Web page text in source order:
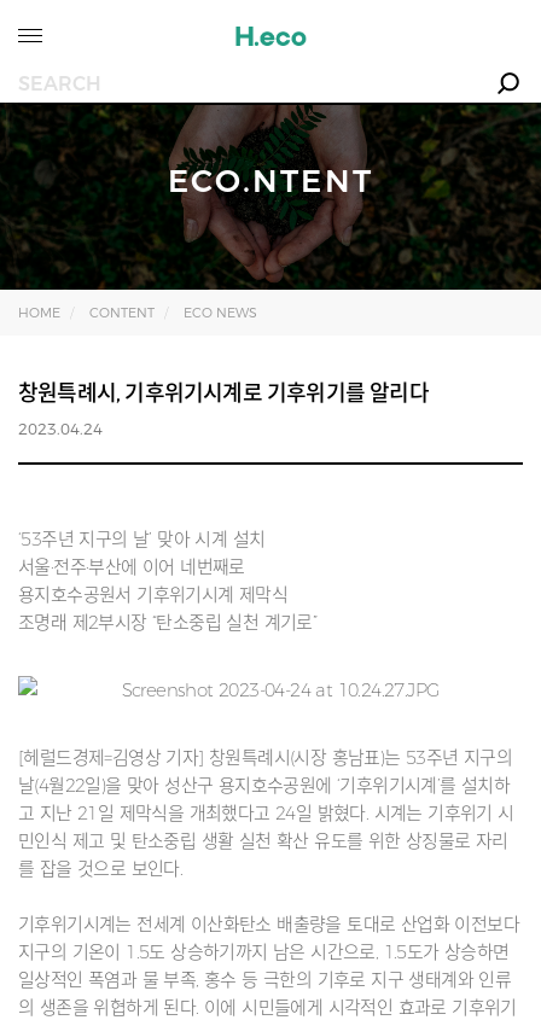
ECO.NTENT
HOME CONTENT ECO NEWS
창원특례시, 기후위기시계로 기후위기를 알리다
2023.04.24
‘53주년 지구의 날’ 맞아 시계 설치
서울·전주·부산에 이어 네번째로
용지호수공원서 기후위기시계 제막식
조명래 제2부시장 “탄소중립 실천 계기로”
[헤럴드경제=김영상 기자] 창원특례시(시장 홍남표)는 53주년 지구의
날(4월22일)을 맞아 성산구 용지호수공원에 ‘기후위기시계’를 설치하
고 지난 21일 제막식을 개최했다고 24일 밝혔다. 시계는 기후위기 시
민인식 제고 및 탄소중립 생활 실천 확산 유도를 위한 상징물로 자리
를 잡을 것으로 보인다.
기후위기시계는 전세계 이산화탄소 배출량을 토대로 산업화 이전보다
지구의 기온이 1.5도 상승하기까지 남은 시간으로, 1.5도가 상승하면
일상적인 폭염과 물 부족, 홍수 등 극한의 기후로 지구 생태계와 인류
의 생존을 위협하게 된다. 이에 시민들에게 시각적인 효과로 기후위기